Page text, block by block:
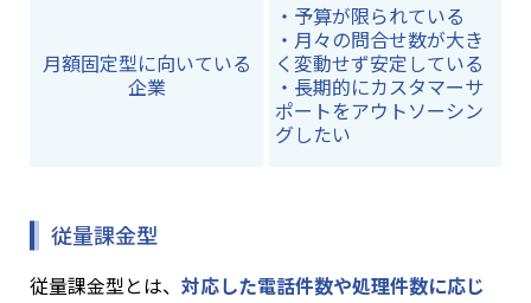
月額固定型に向いている
企業
・予算が限られている
・月々の問合せ数が大き
く変動せず安定している
・長期的にカスタマーサ
ポートをアウトソーシン
グしたい
従量課金型
従量課金型とは、 対応した電話件数や処理件数に応じ